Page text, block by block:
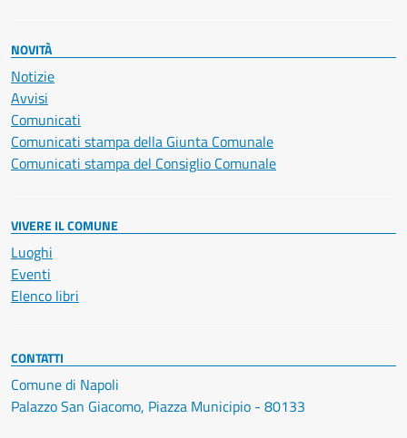
NOVITÀ
Notizie
Avvisi
Comunicati
Comunicati stampa della Giunta Comunale
Comunicati stampa del Consiglio Comunale
VIVERE IL COMUNE
Luoghi
Eventi
Elenco libri
CONTATTI
Comune di Napoli
Palazzo San Giacomo, Piazza Municipio - 80133